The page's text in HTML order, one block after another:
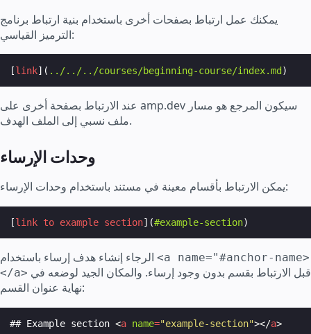
يمكنك عمل ارتباط بصفحات أخرى باستخدام بنية ارتباط برنامج
الترميز القياسي:
[link]( ../../../courses/beginning-course/index.md
عند الارتباط بصفحة أخرى على amp.dev سيكون المرجع هو مسار
ملف نسبي إلى الملف الهدف.
وحدات الإرساء
يمكن الارتباط بأقسام معينة في مستند باستخدام وحدات الإرساء:
[link to example section](#example-section
<a name="#anchor-name>
</a>
نهاية عنوان القسم:
## Example section <a name="example-section"></a>